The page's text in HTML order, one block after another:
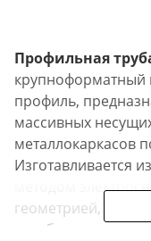
Профильная
крупноформатный
профиль,
массивных
металлокаркасов
Изготавливается
методом
геометрией,
изгибу.